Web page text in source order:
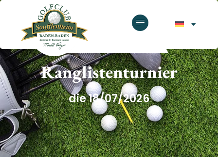
Ranglistenturnier
die 18/07/2026